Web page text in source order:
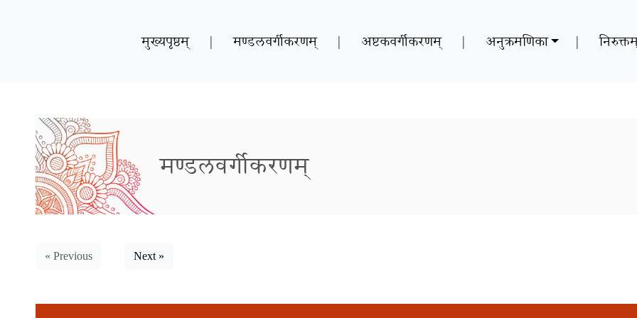
मुख्यपृष्ठम् | मण्डलवर्गीकरणम् | अष्टकवर्गीकरणम् | अनुक्रमणिका |
मण्डलवर्गीकरणम्
« Previous Next »